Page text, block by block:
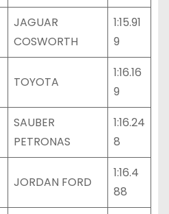
JAGUAR
COSWORTH
1:15.91
9
TOYOTA
1:16.16
9
SAUBER
PETRONAS
1:16.24
8
JORDAN FORD
1:16.4
88